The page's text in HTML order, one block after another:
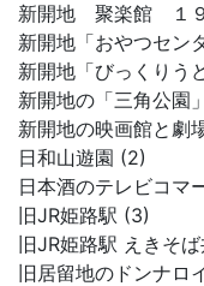
新開地 聚楽館 １
新開地「おやつセン
新開地「びっくりう
新開地の「三角公園
新開地の映画館と劇
日和山遊園 (2)
日本酒のテレビコマ
旧JR姫路駅 (3)
旧JR姫路駅 えきそ
旧居留地のドンナロ